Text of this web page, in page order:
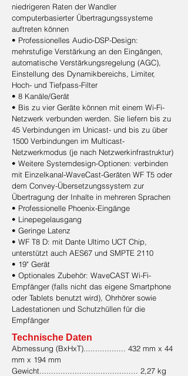
niedrigeren Raten der Wandler
computerbasierter Übertragungssysteme
auftreten können
• Professionelles Audio-DSP-Design:
mehrstufige Verstärkung an den Eingängen,
automatische Verstärkungsregelung (AGC),
Einstellung des Dynamikbereichs, Limiter,
Hoch- und Tiefpass-Filter
• 8 Kanäle/Gerät
• Bis zu vier Geräte können mit einem Wi-Fi-
Netzwerk verbunden werden. Sie liefern bis zu
45 Verbindungen im Unicast- und bis zu über
1500 Verbindungen im Multicast-
Netzwerkmodus (je nach Netzwerkinfrastruktur)
• Weitere Systemdesign-Optionen: verbinden
mit Einzelkanal-WaveCast-Geräten WF T5 oder
dem Convey-Übersetzungssystem zur
Übertragung der Inhalte in mehreren Sprachen
• Professionelle Phoenix-Eingänge
• Linepegelausgang
• Geringe Latenz
• WF T8 D: mit Dante Ultimo UCT Chip,
unterstützt auch AES67 und SMPTE 2110
• 19" Gerät
• Optionales Zubehör: WaveCAST Wi-Fi-
Empfänger (falls nicht das eigene Smartphone
oder Tablets benutzt wird), Ohrhörer sowie
Ladestationen und Schutzhüllen für die
Empfänger
Technische Daten
Abmessung (BxHxT).................. 432 mm x 44
mm x 194 mm
Gewicht.......................................... 2,27 kg